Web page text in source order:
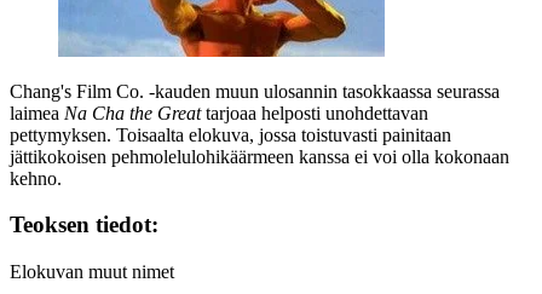
Chang's Film Co. ‑kauden muun ulosannin tasokkaassa seurassa
laimea Na Cha the Greattarjoaa helposti unohdettavan
pettymyksen. Toisaalta elokuva, jossa toistuvasti painitaan
jättikokoisen pehmolelulohikäärmeen kanssa ei voi olla kokonaan
kehno.
Teoksen tiedot:
Elokuvan muut nimet